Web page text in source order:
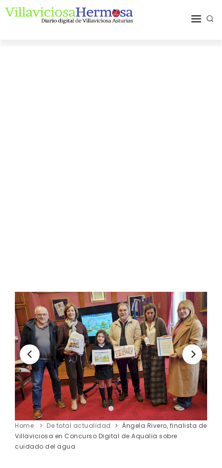
Home De total actualidad
Ángela Rivero, finalista de
Villaviciosa en Concurso Digital de Aqualia sobre
cuidado del agua